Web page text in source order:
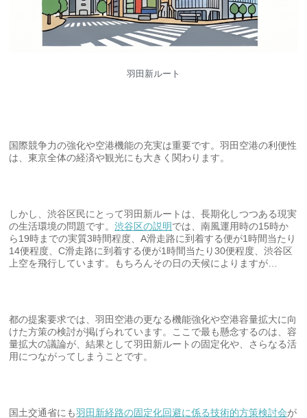
羽田新ルート
国際競争力の強化や空港機能の充実は重要です。羽田空港の利便性
は、東京全体の経済や観光にも大きく関わります。
しかし、渋谷区民にとって羽田新ルートは、長期化しつつある現実
の生活環境の問題です。渋谷区の説明では、南風運用時の15時か
ら19時までの実質3時間程度、A滑走路に到着する便が1時間当たり
14便程度、C滑走路に到着する便が1時間当たり30便程度、渋谷区
上空を飛行しています。もちろんその日の天候によりますが…
都の提案要求では、羽田空港の更なる機能強化や空港容量拡大に向
けた方策の検討が掲げられています。ここで最も懸念するのは、容
量拡大の議論が、結果として羽田新ルートの固定化や、さらなる活
用につながってしまうことです。
国土交通省にも羽田新経路の固定化回避に係る技術的方策検討会が